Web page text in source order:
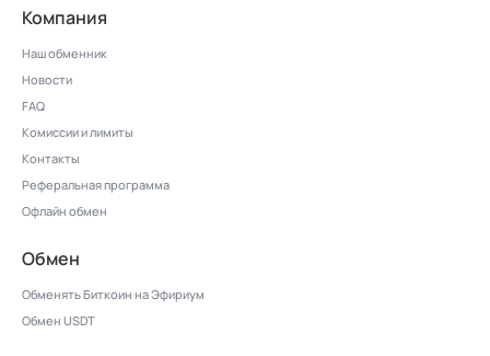
Компания
Наш обменник
Новости
FAQ
Комиссии и лимиты
Контакты
Реферальная программа
Офлайн обмен
Обмен
Обменять Биткоин на Эфириум
Обмен USDT